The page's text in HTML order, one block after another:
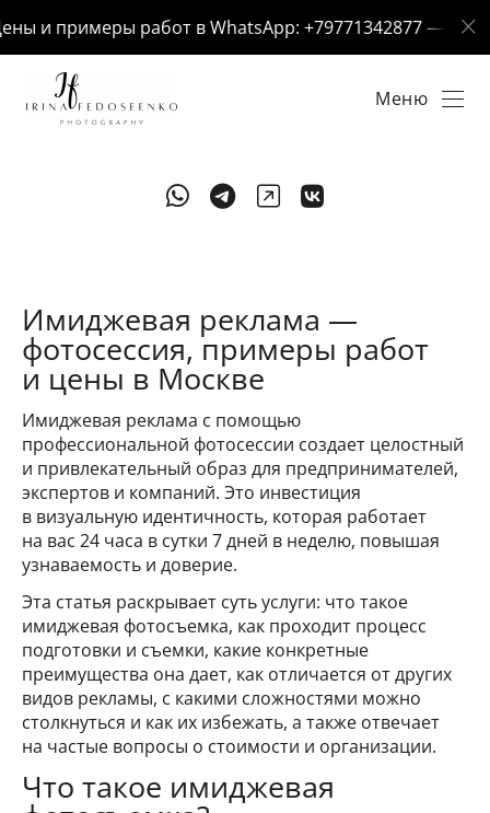
и примеры работ в WhatsApp: +79771342877 —
Меню
Имиджевая реклама —
фотосессия, примеры работ
и цены в Москве
Имиджевая реклама с помощью
профессиональной фотосессии создает целостный
и привлекательный образ для предпринимателей,
экспертов и компаний. Это инвестиция
в визуальную идентичность, которая работает
на вас 24 часа в сутки 7 дней в неделю, повышая
узнаваемость и доверие.
Эта статья раскрывает суть услуги: что такое
имиджевая фотосъемка, как проходит процесс
подготовки и съемки, какие конкретные
преимущества она дает, как отличается от других
видов рекламы, с какими сложностями можно
столкнуться и как их избежать, а также отвечает
на частые вопросы о стоимости и организации.
Что такое имиджевая